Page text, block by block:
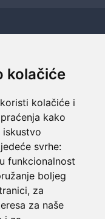
kolačiće
kolačiće i
kako
iskustvo
svrhe:
funkcionalnost
boljeg
, za
za naše